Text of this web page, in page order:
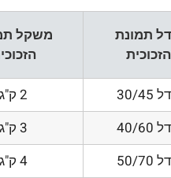
תמונת
הזכוכית
משקל
45 2 ק"ג
60
3 ק"ג
70
4 ק"ג